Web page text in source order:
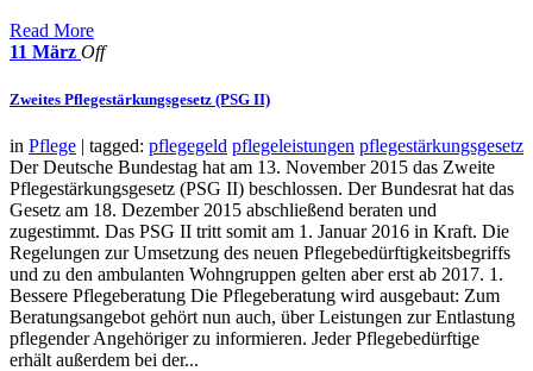
Read More
11 März Off
Zweites Pflegestärkungsgesetz (PSG II)
in Pflege | tagged: pflegegeld pflegeleistungen pflegestärkungsgesetz
Der Deutsche Bundestag hat am 13. November 2015 das Zweite
Pflegestärkungsgesetz (PSG II) beschlossen. Der Bundesrat hat das
Gesetz am 18. Dezember 2015 abschließend beraten und
zugestimmt. Das PSG II tritt somit am 1. Januar 2016 in Kraft. Die
Regelungen zur Umsetzung des neuen Pflegebedürftigkeitsbegriffs
und zu den ambulanten Wohngruppen gelten aber erst ab 2017. 1.
Bessere Pflegeberatung Die Pflegeberatung wird ausgebaut: Zum
Beratungsangebot gehört nun auch, über Leistungen zur Entlastung
pflegender Angehöriger zu informieren. Jeder Pflegebedürftige
erhält außerdem bei der...